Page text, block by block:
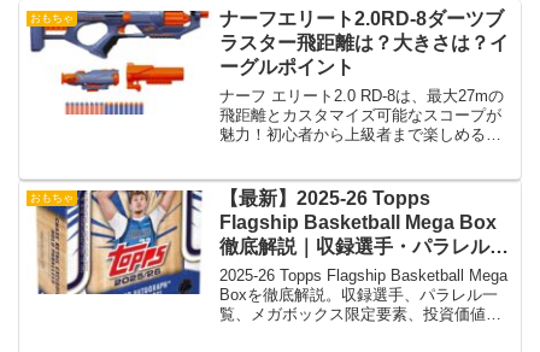
おもちゃ
ナーフエリート2.0RD-8ダーツブ
ラスター飛距離は？大きさは？イ
ーグルポイント
ナーフ エリート2.0 RD-8は、最大27mの
飛距離とカスタマイズ可能なスコープが
魅力！初心者から上級者まで楽しめるブ
おもちゃ
【最新】2025-26 Topps
Flagship Basketball Mega Box
徹底解説｜収録選手・パラレル・
投資価値まとめ
2025-26 Topps Flagship Basketball Mega
Boxを徹底解説。収録選手、パラレル一
覧、メガボックス限定要素、投資価値、